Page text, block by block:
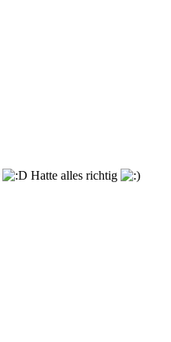
Hatte alles richtig